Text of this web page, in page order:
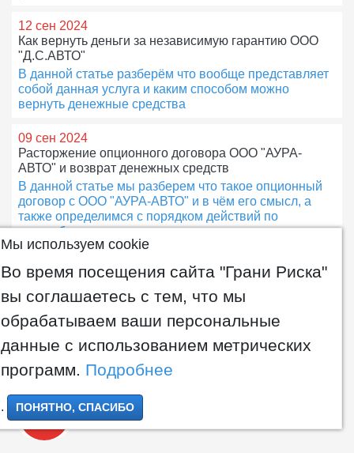
12 сен 2024
Как вернуть деньги за независимую гарантию ООО
"Д.С.АВТО"
В данной статье разберём что вообще представляет
собой данная услуга и каким способом можно
вернуть денежные средства
09 сен 2024
Расторжение опционного договора ООО "АУРА-
АВТО" и возврат денежных средств
В данной статье мы разберем что такое опционный
договор с ООО "АУРА-АВТО" и в чём его смысл, а
также определимся с порядком действий по
досудебному урегулированию спора и рассмотрим
порядок судебной работы
05 мар 2024
Особенности приобретения/отказа товара
Информационная статья
18 ноя 2020
Раздел имущества в «гражданском браке» – как
защитить свои права?
Информационная статья
Мы используем cookie
Во время посещения сайта "Грани Риска"
вы соглашаетесь с тем, что мы
обрабатываем ваши персональные
данные с использованием метрических
программ. Подробнее
. ПОНЯТНО, СПАСИБО